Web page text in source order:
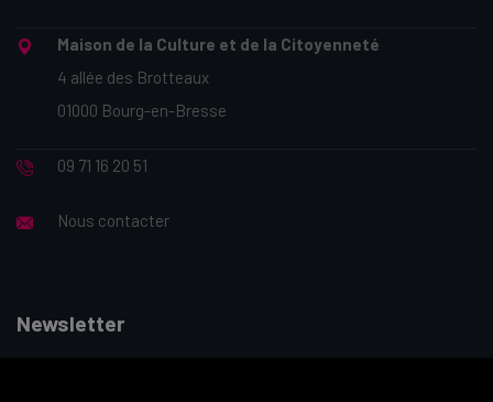
Maison de la Culture et de la Citoyenneté
4 allée des Brotteaux
01000 Bourg-en-Bresse
09 71 16 20 51
Nous contacter
Newsletter